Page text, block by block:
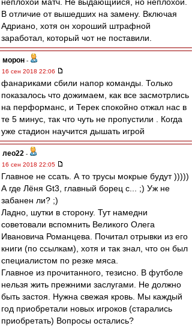
В отличие от вышедших на замену. Включая
Адриано, хотя он хороший штрафной
заработал, который чот не поставили.
морон -
16 сен 2018 22:06
фанариками сбили напор команды. Только
показалось что дожимаем, как все засмотрлись
на перформанс, и Терек спокойно отжал нас в
те 5 минус, так что чуть не пропустили . Когда
уже стадион научится дышать игрой
лео22 -
16 сен 2018 22:05
Главное не ссать. А то трусы мокрые будут )))))
А где Лёня Gt3, главный борец с... ;) Уж не
забанен ли? ;)
Ладно, шутки в сторону. Тут намедни
советовали вспомнить Великого Олега
Ивановича Романцева. Почитал отрывки из его
книги (по ссылкам), хотя и так знал, что он был
специалистом по резке мяса.
Главное из прочитанного, тезисно. В футболе
нельзя жить прежними заслугами. Не должно
быть застоя. Нужна свежая кровь. Мы каждый
год приобретали новых игроков (старались
приобретать) Вопросы остались?